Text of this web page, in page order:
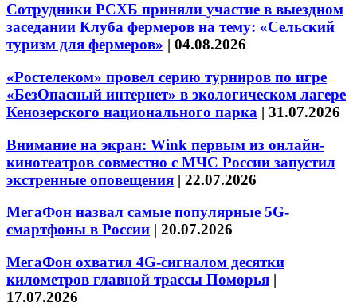
Сотрудники РСХБ приняли участие в выездном
заседании Клуба фермеров на тему: «Сельский
туризм для фермеров» | 04.08.2026
«Ростелеком» провел серию турниров по игре
«БезОпасный интернет» в экологическом лагере
Кенозерского национального парка | 31.07.2026
Внимание на экран: Wink первым из онлайн-
кинотеатров совместно с МЧС России запустил
экстренные оповещения | 22.07.2026
МегаФон назвал самые популярные 5G-
смартфоны в России | 20.07.2026
МегаФон охватил 4G-сигналом десятки
километров главной трассы Поморья |
17.07.2026